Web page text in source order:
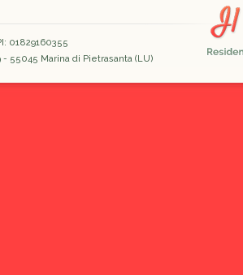
01829160355
- 55045 Marina di Pietrasanta (LU)